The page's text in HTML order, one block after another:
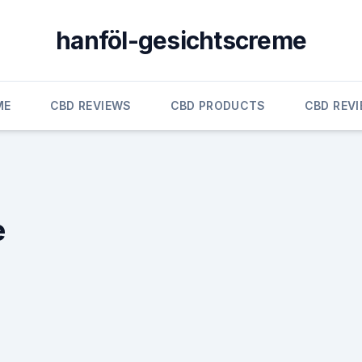
hanföl-gesichtscreme
CBD REVIEWS CBD PRODUCTS CBD